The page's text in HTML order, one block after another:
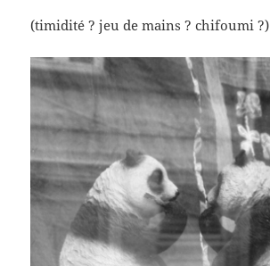
(timidité ? jeu de mains ? chifoumi ?)